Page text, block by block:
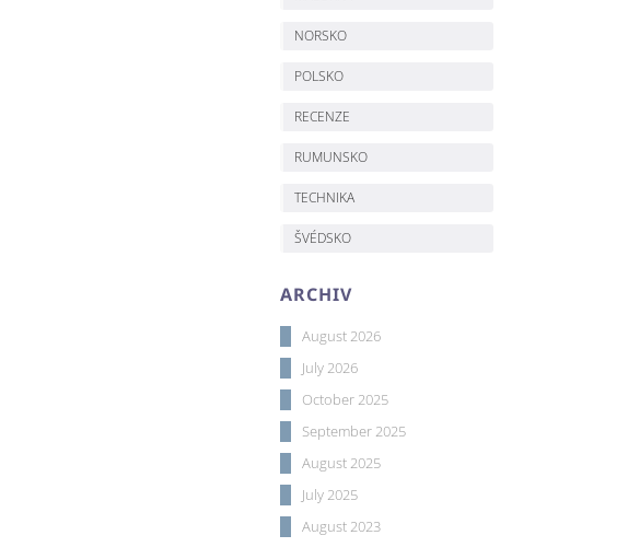
NORSKO
POLSKO
RECENZE
RUMUNSKO
TECHNIKA
ŠVÉDSKO
ARCHIV
August 2026
July 2026
October 2025
September 2025
August 2025
July 2025
August 2023